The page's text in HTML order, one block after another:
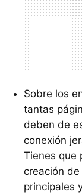
Sobre los
tantas
deben de
conexión
Tienes que
creación
principales